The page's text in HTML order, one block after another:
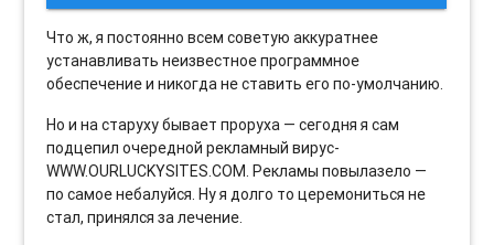
Что ж, я постоянно всем советую аккуратнее
устанавливать неизвестное программное
обеспечение и никогда не ставить его по-умолчанию.
Но и на старуху бывает проруха — сегодня я сам
подцепил очередной рекламный вирус-
WWW.OURLUCKYSITES.COM. Рекламы повылазело —
по самое небалуйся. Ну я долго то церемониться не
стал, принялся за лечение.